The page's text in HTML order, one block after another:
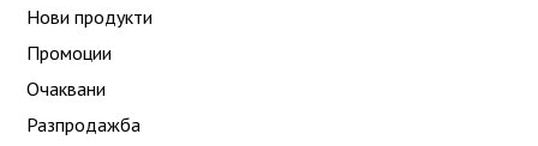
Нови продукти
Промоции
Очаквани
Разпродажба